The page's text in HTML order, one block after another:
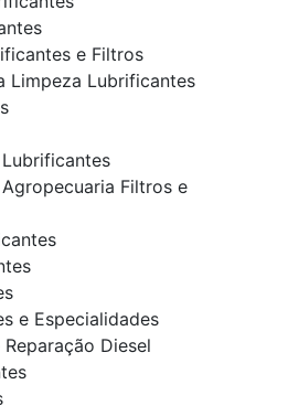
e Filtros
Limpeza Lubrificantes
Filtros e
e Especialidades
Diesel